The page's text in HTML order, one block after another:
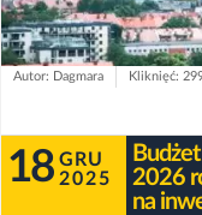
Autor: Dagmara Kliknięć:
18 GRU
2025
2026
na